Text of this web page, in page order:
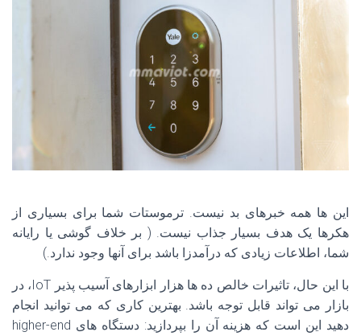
این ها همه خبرهای بد نیست. ترموستات شما برای بسیاری از
هکرها یک هدف بسیار جذاب نیست. ( بر خلاف گوشی یا رایانه
شما، اطلاعات زیادی که درآمدزا باشد برای آنها وجود ندارد.)
با این حال، تاثیرات خالص ده ها هزار ابزارهای آسیب پذیر IoT، در
بازار می تواند قابل توجه باشد. بهترین کاری که می توانید انجام
دهید این است که هزینه آن را بپردازید: دستگاه های higher-end